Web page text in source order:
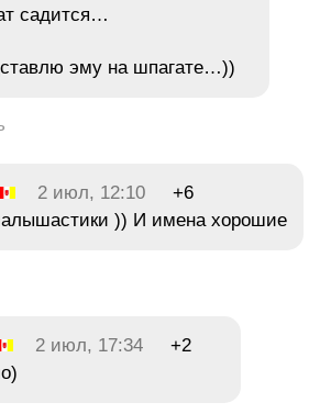
садится…
эму на шпагате…))
2 июл, 12:10
+6
)) И имена хорошие
2 июл, 17:34
+2